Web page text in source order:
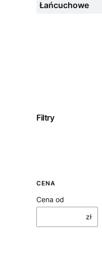
Łańcuchowe
Filtry
CENA
Cena od
zł